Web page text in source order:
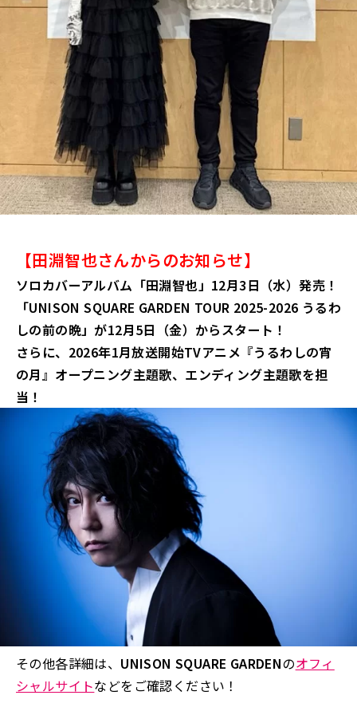
【田淵智也さんからのお知らせ】
ソロカバーアルバム「田淵智也」12月3日（水）発売！
「UNISON SQUARE GARDEN TOUR 2025-2026 うるわ
しの前の晩」が12月5日（金）からスタート！
さらに、2026年1月放送開始TVアニメ『うるわしの宵
の月』オープニング主題歌、エンディング主題歌を担
当！
その他各詳細は、 UNISON SQUARE GARDENのオフィ
シャルサイトなどをご確認ください！